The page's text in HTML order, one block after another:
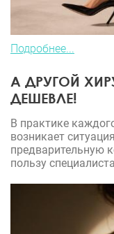
Подробнее...
А ДРУГОЙ
ДЕШЕВЛЕ!
В практике
возникает
предварительную
пользу